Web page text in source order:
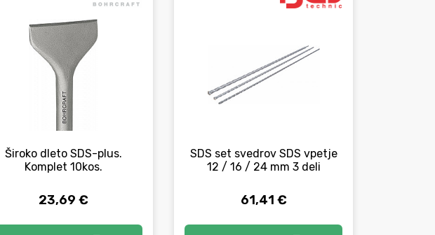
Široko dleto SDS-plus.
Komplet 10kos.
23,69 €
SDS set svedrov SDS vpetje
12 / 16 / 24 mm 3 deli
61,41 €